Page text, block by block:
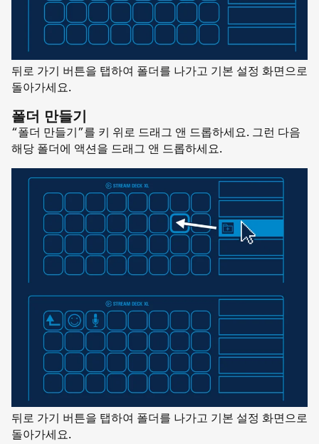
뒤로 가기 버튼을 탭하여 폴더를 나가고 기본 설정 화면으로
돌아가세요.
폴더 만들기
“폴더 만들기”를 키 위로 드래그 앤 드롭하세요. 그런 다음
해당 폴더에 액션을 드래그 앤 드롭하세요.
뒤로 가기 버튼을 탭하여 폴더를 나가고 기본 설정 화면으로
돌아가세요.